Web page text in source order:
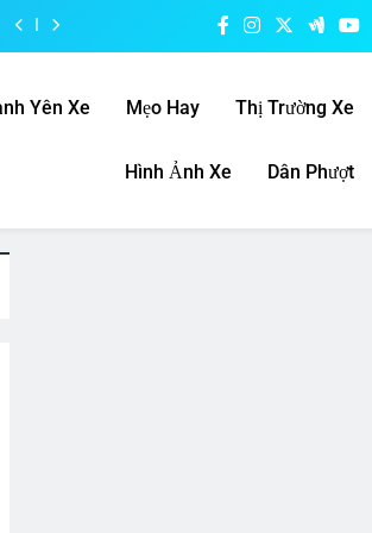
Yên Xe Mẹo Hay Thị Trường Xe
Hình Ảnh Xe Dân Phượt